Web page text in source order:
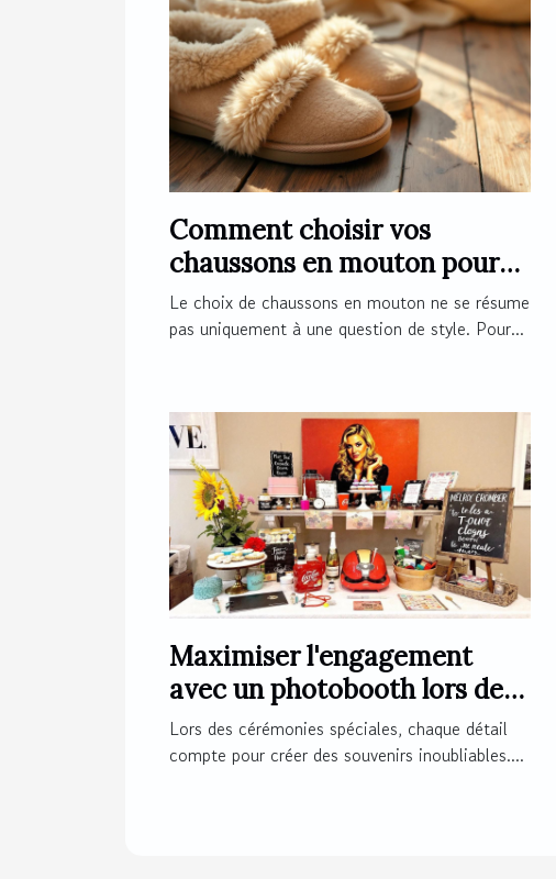
Comment choisir vos
chaussons en mouton pour
un confort optimal ?
Le choix de chaussons en mouton ne se résume
pas uniquement à une question de style. Pour...
Maximiser l'engagement
avec un photobooth lors de
cérémonies spéciales
Lors des cérémonies spéciales, chaque détail
compte pour créer des souvenirs inoubliables....